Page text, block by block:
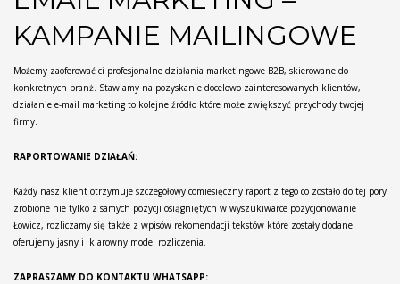
KAMPANIE MAILINGOWE
Możemy zaoferować ci profesjonalne działania marketingowe B2B, skierowane do
konkretnych branż. Stawiamy na pozyskanie docelowo zainteresowanych klientów,
działanie e-mail marketing to kolejne źródło które może zwiększyć przychody twojej
firmy.
RAPORTOWANIE DZIAŁAŃ:
Każdy nasz klient otrzymuje szczegółowy comiesięczny raport z tego co zostało do tej pory
zrobione nie tylko z samych pozycji osiągniętych w wyszukiwarce pozycjonowanie
Łowicz, rozliczamy się także z wpisów rekomendacji tekstów które zostały dodane
oferujemy jasny i klarowny model rozliczenia.
ZAPRASZAMY DO KONTAKTU WHATSAPP: